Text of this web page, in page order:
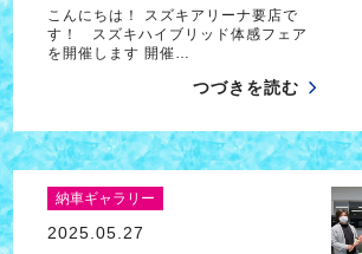
こんにちは！ スズキアリーナ要店で
す！ スズキハイブリッド体感フェア
を開催します 開催…
つづきを読む
納車ギャラリー
2025.05.27